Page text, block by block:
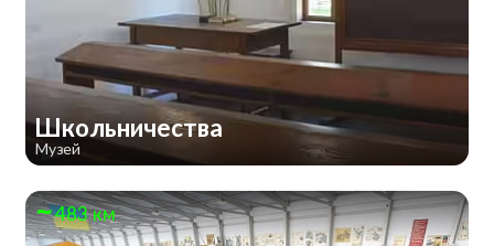
Школьничества
Музей
483 км